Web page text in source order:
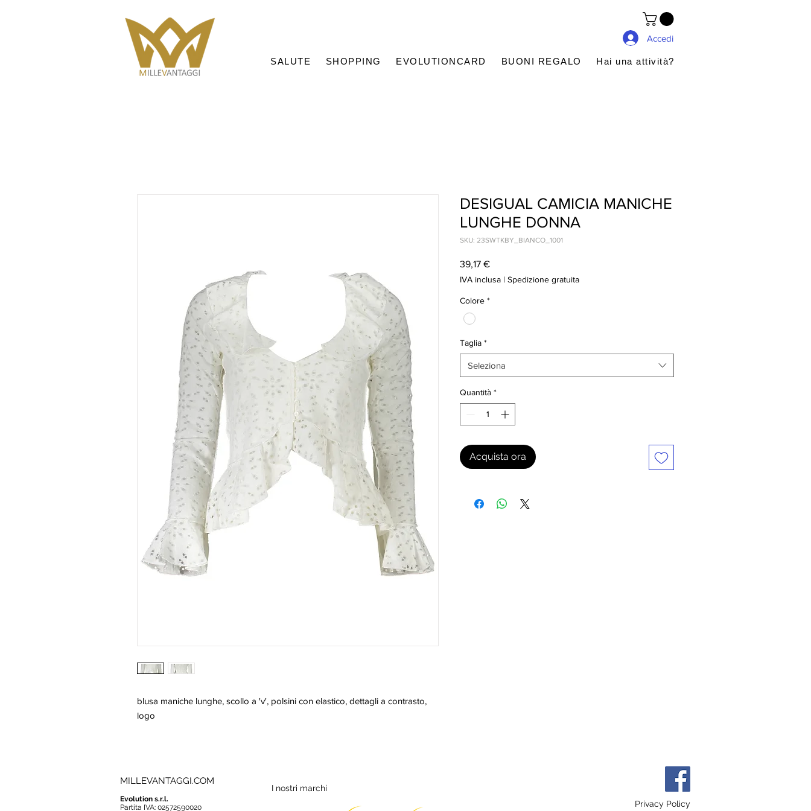
Accedi
SALUTE SHOPPING EVOLUTIONCARD BUONI REGALO Hai una attività?
blusa maniche lunghe, scollo a 'v', polsini con elastico, dettagli a contrasto,
logo
DESIGUAL CAMICIA MANICHE
LUNGHE DONNA
SKU: 23SWTKBY_BIANCO_1001
39,17 €Prezzo
IVA inclusa | Spedizione gratuita
Colore *
Taglia *
Seleziona
Quantità *
Acquista ora
MILLEVANTAGGI.COM
Evolution s.r.l.
Partita IVA: 02572590020
I nostri marchi
Privacy Policy